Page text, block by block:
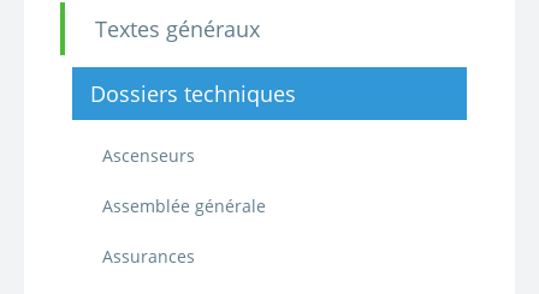
Textes généraux
Dossiers techniques
Ascenseurs
Assemblée générale
Assurances